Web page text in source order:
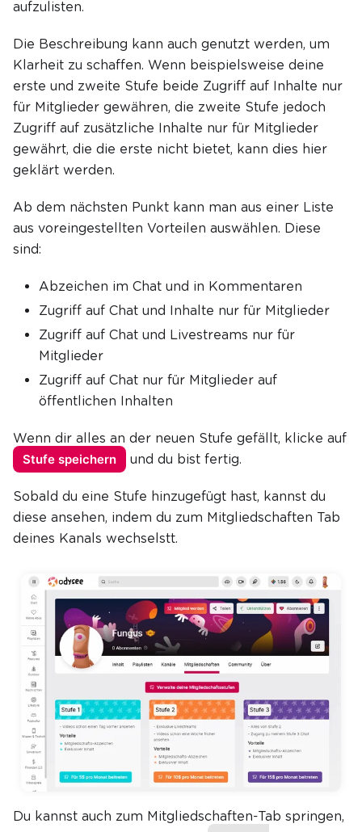
aufzulisten.
Die Beschreibung kann auch genutzt werden, um
Klarheit zu schaffen. Wenn beispielsweise deine
erste und zweite Stufe beide Zugriff auf Inhalte nur
für Mitglieder gewähren, die zweite Stufe jedoch
Zugriff auf zusätzliche Inhalte nur für Mitglieder
gewährt, die die erste nicht bietet, kann dies hier
geklärt werden.
Ab dem nächsten Punkt kann man aus einer Liste
aus voreingestellten Vorteilen auswählen. Diese
sind:
Abzeichen im Chat und in Kommentaren
Zugriff auf Chat und Inhalte nur für Mitglieder
Zugriff auf Chat und Livestreams nur für
Mitglieder
Zugriff auf Chat nur für Mitglieder auf
öffentlichen Inhalten
Wenn dir alles an der neuen Stufe gefällt, klicke auf
Stufe speichern
und du bist fertig.
Sobald du eine Stufe hinzugefügt hast, kannst du
diese ansehen, indem du zum Mitgliedschaften Tab
deines Kanals wechselstt.
Du kannst auch zum Mitgliedschaften-Tab springen,